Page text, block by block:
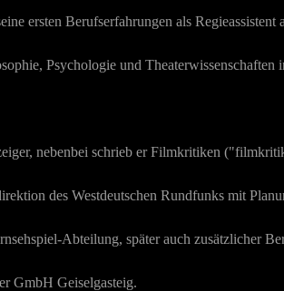
ersten Berufserfahrungen als Regieassistent
Psychologie und Theaterwissenschaften
nebenbei schrieb er Filmkritiken
des Westdeutschen Rundfunks mit
Abteilung, später auch zusätzlicher
GmbH Geiselgasteig.